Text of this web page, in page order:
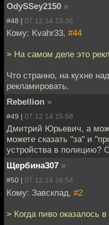
OdySSey2150 »
#48 | 07.12.14 15:36
Кому: Kvahr33, #44
> На самом деле это
Что странно, на кухне
рекламировать.
Rebellion »
#49 | 07.12.14 15:58
Дмитрий Юрьевич, а
можете сказать "за" и
устройства в полицию?
Щербина307 »
#50 | 07.12.14 16:54
Кому: Завсклад, #2
> Когда пиво оказалось